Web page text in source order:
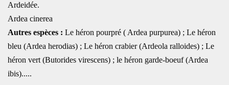
Ardeidée.
Ardea cinerea
Autres espèces : Le héron pourpré ( Ardea purpurea) ; Le héron
bleu (Ardea herodias) ; Le héron crabier (Ardeola ralloides) ; Le
héron vert (Butorides virescens) ; le héron garde-boeuf (Ardea
ibis).....